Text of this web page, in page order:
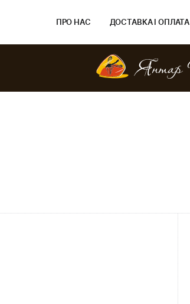
ПРО НАС ДОСТАВКА І ОПЛАТА